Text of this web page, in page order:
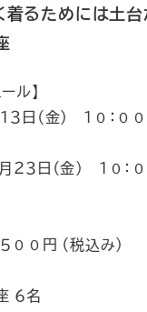
着るためには土
ル】
３日（金） １０：０
２３日（金） １０：０
００円 （税込み）
６名